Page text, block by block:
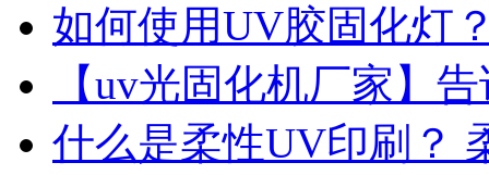
如何使用UV胶固化灯
【uv光固化机厂家】
什么是柔性UV印刷？